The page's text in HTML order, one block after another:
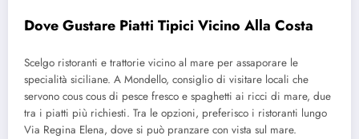
Dove Gustare Piatti Tipici Vicino Alla Costa
Scelgo ristoranti e trattorie vicino al mare per assaporare le
specialità siciliane. A Mondello, consiglio di visitare locali che
servono cous cous di pesce fresco e spaghetti ai ricci di mare, due
tra i piatti più richiesti. Tra le opzioni, preferisco i ristoranti lungo
Via Regina Elena, dove si può pranzare con vista sul mare.